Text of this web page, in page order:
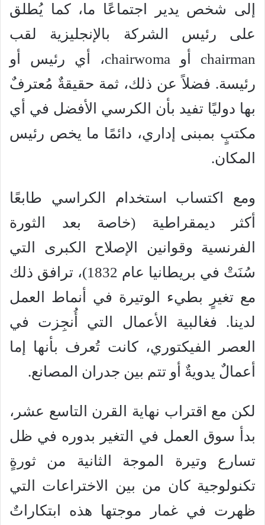
إلى شخص يدير اجتماعًا ما، كما يُطلق
على رئيس الشركة بالإنجليزية لقب
chairman أو chairwoma، أي رئيس أو
رئيسة. فضلاً عن ذلك، ثمة حقيقةٌ مُعترفٌ
بها دوليًا تفيد بأن الكرسي الأفضل في أي
مكتبٍ بمبنى إداري، دائمًا ما يخص رئيس
المكان.
ومع اكتساب استخدام الكراسي طابعًا
أكثر ديمقراطية (خاصة بعد الثورة
الفرنسية وقوانين الإصلاح الكبرى التي
سُنَتْ في بريطانيا عام 1832)، ترافق ذلك
مع تغيرٍ بطيء الوتيرة في أنماط العمل
لدينا. فغالبية الأعمال التي أُنجِزت في
العصر الفيكتوري، كانت تُعرف بأنها إما
أعمالٌ يدويةٌ أو تتم بين جدران المصانع.
لكن مع اقتراب نهاية القرن التاسع عشر،
بدأ سوق العمل في التغير بدوره في ظل
تسارع وتيرة الموجة الثانية من ثورةٍ
تكنولوجية كان من بين الاختراعات التي
ظهرت في غمار موجتها هذه ابتكاراتٌ